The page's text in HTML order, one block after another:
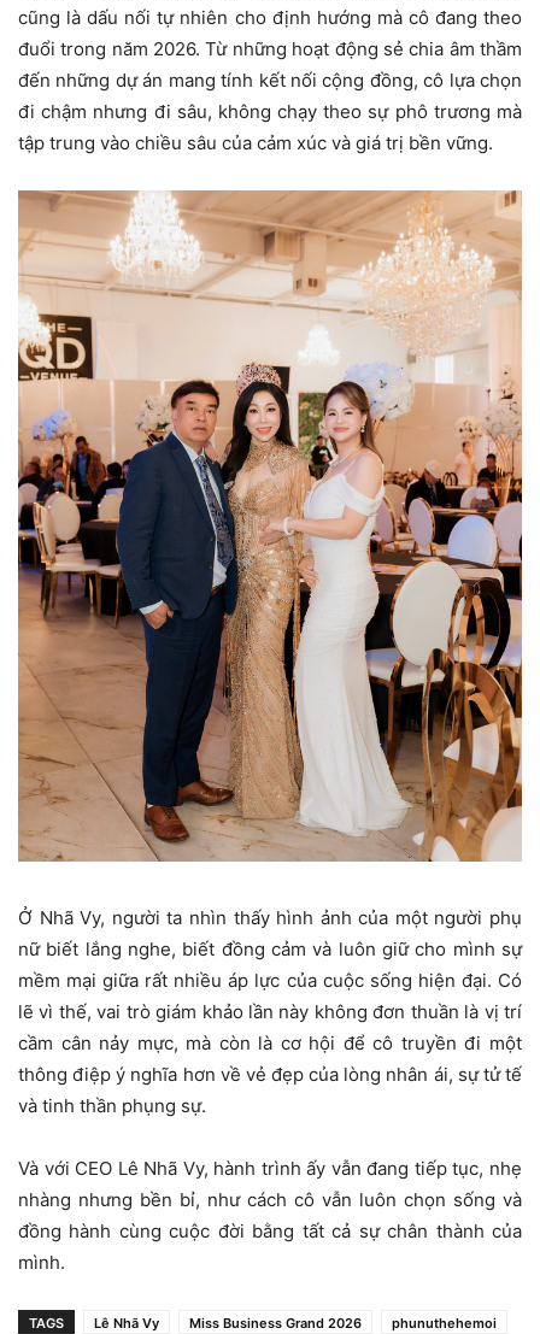
cũng là dấu nối tự nhiên cho định hướng mà cô đang theo
đuổi trong năm 2026. Từ những hoạt động sẻ chia âm thầm
đến những dự án mang tính kết nối cộng đồng, cô lựa chọn
đi chậm nhưng đi sâu, không chạy theo sự phô trương mà
tập trung vào chiều sâu của cảm xúc và giá trị bền vững.
Ở Nhã Vy, người ta nhìn thấy hình ảnh của một người phụ
nữ biết lắng nghe, biết đồng cảm và luôn giữ cho mình sự
mềm mại giữa rất nhiều áp lực của cuộc sống hiện đại. Có
lẽ vì thế, vai trò giám khảo lần này không đơn thuần là vị trí
cầm cân nảy mực, mà còn là cơ hội để cô truyền đi một
thông điệp ý nghĩa hơn về vẻ đẹp của lòng nhân ái, sự tử tế
và tinh thần phụng sự.
Và với CEO Lê Nhã Vy, hành trình ấy vẫn đang tiếp tục, nhẹ
nhàng nhưng bền bỉ, như cách cô vẫn luôn chọn sống và
đồng hành cùng cuộc đời bằng tất cả sự chân thành của
mình.
TAGS Lê Nhã Vy Miss Business Grand 2026 phunuthehemoi